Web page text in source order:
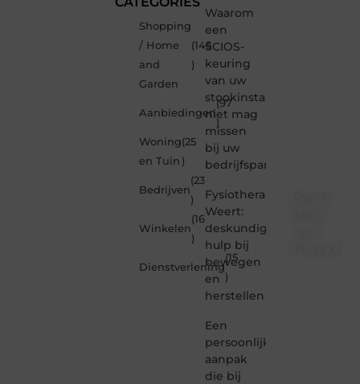
Shopping
/ Home
and
Garden
(145
)
Aanbiedingen
(97
)
Woning
en Tuin
(25
)
Bedrijven
(23
)
Winkelen
(16
)
Dienstverlening
(15
)
Waarom
een
SCIOS-
keuring
van uw
stookinstallatie
niet mag
missen
bij uw
bedrijfspand
Fysiotherapie
Weert:
deskundige
hulp bij
bewegen
en
herstellen
Een
persoonlijke
aanpak
die bij